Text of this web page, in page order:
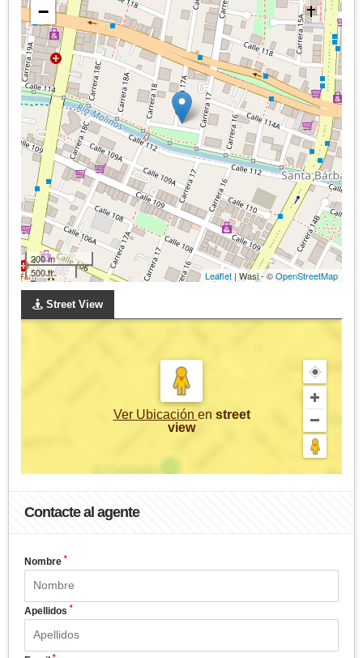
−
200 m
500 ft
Leaflet | Wasi - ©OpenStreetMap
Street View
Ver Ubicación en street
view
Contacte al agente
Nombre *
Apellidos *